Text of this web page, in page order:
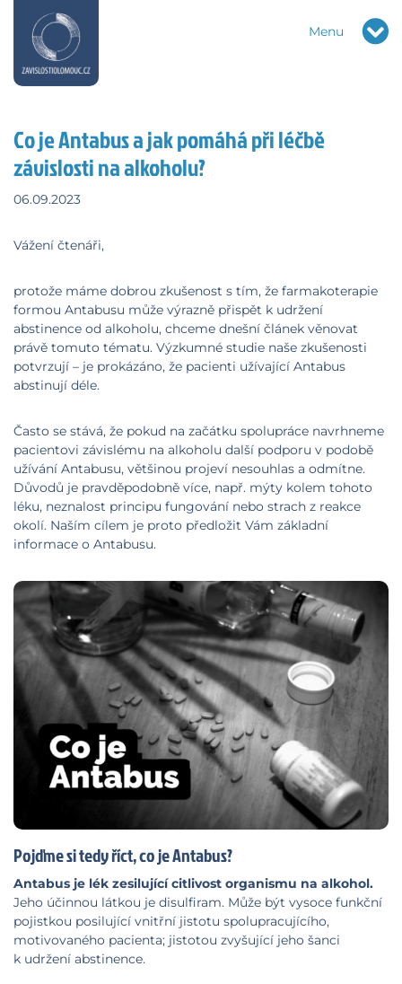
Menu
Co je Antabus a jak pomáhá při léčbě
závislosti na alkoholu?
06.09.2023
Vážení čtenáři,
protože máme dobrou zkušenost s tím, že farmakoterapie
formou Antabusu může výrazně přispět k udržení
abstinence od alkoholu, chceme dnešní článek věnovat
právě tomuto tématu. Výzkumné studie naše zkušenosti
potvrzují – je prokázáno, že pacienti užívající Antabus
abstinují déle.
Často se stává, že pokud na začátku spolupráce navrhneme
pacientovi závislému na alkoholu další podporu v podobě
užívání Antabusu, většinou projeví nesouhlas a odmítne.
Důvodů je pravděpodobně více, např. mýty kolem tohoto
léku, neznalost principu fungování nebo strach z reakce
okolí. Naším cílem je proto předložit Vám základní
informace o Antabusu.
Pojďme si tedy říct, co je Antabus?
Antabus je lék zesilující citlivost organismu na alkohol.
Jeho účinnou látkou je disulfiram. Může být vysoce funkční
pojistkou posilující vnitřní jistotu spolupracujícího,
motivovaného pacienta; jistotou zvyšující jeho šanci
k udržení abstinence.